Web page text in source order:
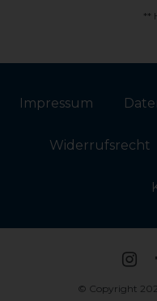
**
Impressum
Widerrufs­recht
© Copyright